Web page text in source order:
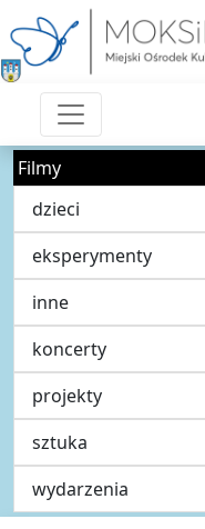
Filmy
dzieci
eksperymenty
inne
koncerty
projekty
sztuka
wydarzenia